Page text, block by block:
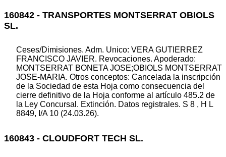
160842 - TRANSPORTES MONTSERRAT OBIOLS
SL.
Ceses/Dimisiones. Adm. Unico: VERA GUTIERREZ
FRANCISCO JAVIER. Revocaciones. Apoderado:
MONTSERRAT BONETA JOSE;OBIOLS MONTSERRAT
JOSE-MARIA. Otros conceptos: Cancelada la inscripción
de la Sociedad de esta Hoja como consecuencia del
cierre definitivo de la Hoja conforme al artículo 485.2 de
la Ley Concursal. Extinción. Datos registrales. S 8 , H L
8849, I/A 10 (24.03.26).
160843 - CLOUDFORT TECH SL.